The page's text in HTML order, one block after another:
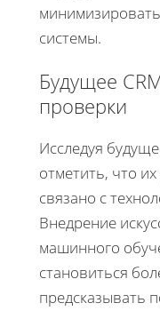
системы.
Будущее
проверки
Исследуя
отметить, что
связано с
Внедрение
машинного
становиться
предсказывать